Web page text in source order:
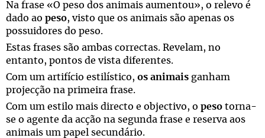
Na frase «O peso dos animais aumentou», o relevo é
dado ao peso, visto que os animais são apenas os
possuidores do peso.
Estas frases são ambas correctas. Revelam, no
entanto, pontos de vista diferentes.
Com um artifício estilístico, os animais ganham
projecção na primeira frase.
Com um estilo mais directo e objectivo, o peso torna-
se o agente da acção na segunda frase e reserva aos
animais um papel secundário.